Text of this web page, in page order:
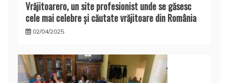
Vrăjitoarero, un site profesionist unde se găsesc
cele mai celebre și căutate vrăjitoare din România
02/04/2025